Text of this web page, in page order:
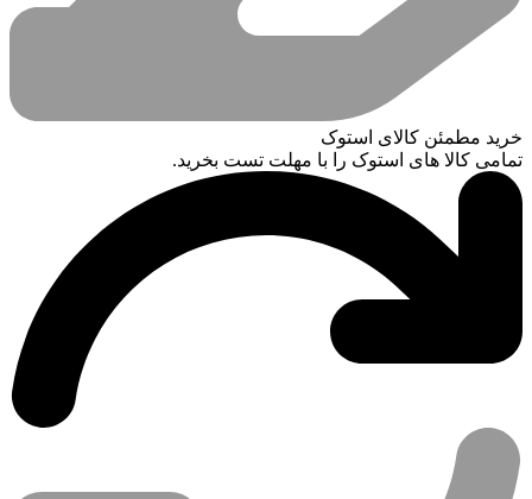
خرید مطمئن کالای استوک
تمامی کالا های استوک را با مهلت تست بخرید.